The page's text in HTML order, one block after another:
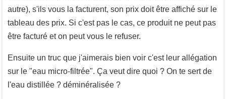
autre), s'ils vous la facturent, son prix doit être affiché sur le
tableau des prix. Si c'est pas le cas, ce produit ne peut pas
être facturé et on peut vous le refuser.
Ensuite un truc que j'aimerais bien voir c'est leur allégation
sur le "eau micro-filtrée". Ça veut dire quoi ? On te sert de
l'eau distillée ? déminéralisée ?